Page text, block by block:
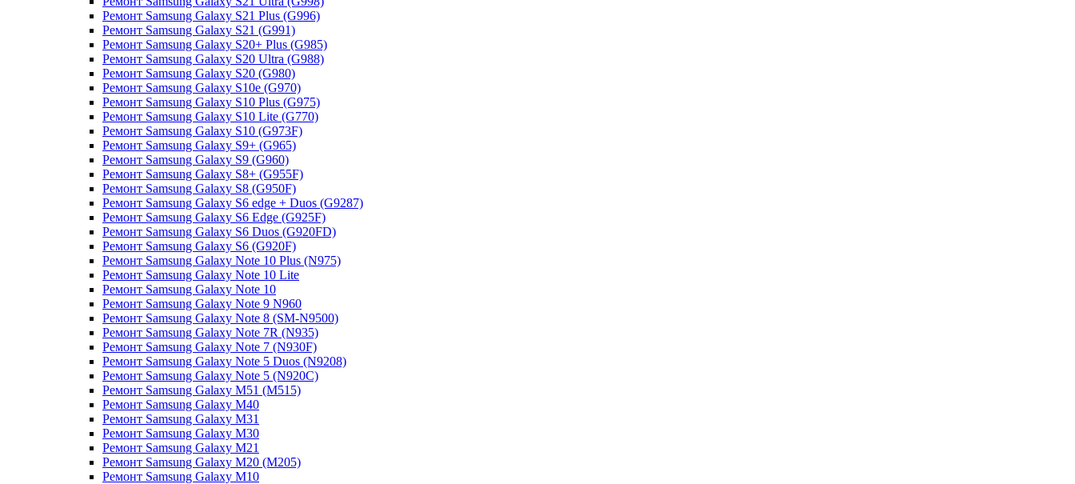
Ремонт Samsung Galaxy S21 Plus (G996)
Ремонт Samsung Galaxy S21 (G991)
Ремонт Samsung Galaxy S20+ Plus (G985)
Ремонт Samsung Galaxy S20 Ultra (G988)
Ремонт Samsung Galaxy S20 (G980)
Ремонт Samsung Galaxy S10e (G970)
Ремонт Samsung Galaxy S10 Plus (G975)
Ремонт Samsung Galaxy S10 Lite (G770)
Ремонт Samsung Galaxy S10 (G973F)
Ремонт Samsung Galaxy S9+ (G965)
Ремонт Samsung Galaxy S9 (G960)
Ремонт Samsung Galaxy S8+ (G955F)
Ремонт Samsung Galaxy S8 (G950F)
Ремонт Samsung Galaxy S6 edge + Duos (G9287)
Ремонт Samsung Galaxy S6 Edge (G925F)
Ремонт Samsung Galaxy S6 Duos (G920FD)
Ремонт Samsung Galaxy S6 (G920F)
Ремонт Samsung Galaxy Note 10 Plus (N975)
Ремонт Samsung Galaxy Note 10 Lite
Ремонт Samsung Galaxy Note 10
Ремонт Samsung Galaxy Note 9 N960
Ремонт Samsung Galaxy Note 8 (SM-N9500)
Ремонт Samsung Galaxy Note 7R (N935)
Ремонт Samsung Galaxy Note 7 (N930F)
Ремонт Samsung Galaxy Note 5 Duos (N9208)
Ремонт Samsung Galaxy Note 5 (N920C)
Ремонт Samsung Galaxy M51 (M515)
Ремонт Samsung Galaxy M40
Ремонт Samsung Galaxy M31
Ремонт Samsung Galaxy M30
Ремонт Samsung Galaxy M21
Ремонт Samsung Galaxy M20 (M205)
Ремонт Samsung Galaxy M10